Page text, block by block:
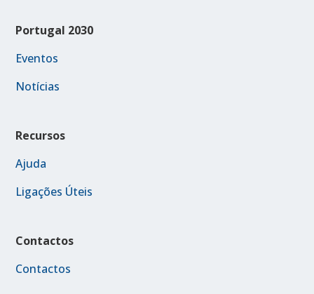
Portugal 2030
Eventos
Notícias
Recursos
Ajuda
Ligações Úteis
Contactos
Contactos